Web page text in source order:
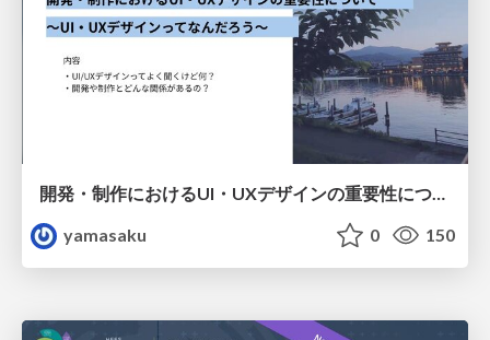
開発・制作におけるUI・UXデザインの重要性について～UI・UXデザインってなんだろう～
yamasaku
0 150